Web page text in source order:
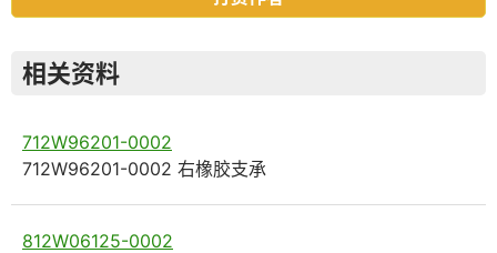
相关资料
712W96201-0002
712W96201-0002 右橡胶支承
812W06125-0002